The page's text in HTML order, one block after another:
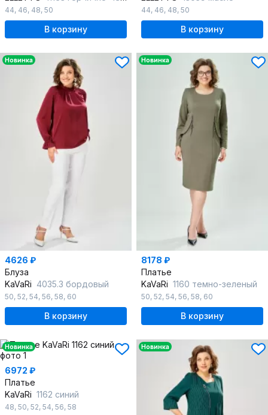
44, 46, 48, 50
В корзину
44, 46, 48, 50
В корзину
Новинка
4626 ₽
Блуза
KaVaRi 4035.3 бордовый
50, 52, 54, 56, 58, 60
В корзину
Новинка
8178 ₽
Платье
KaVaRi 1160 темно-зеленый
50, 52, 54, 56, 58, 60
В корзину
Новинка
6972 ₽
Платье
KaVaRi 1162 синий
48, 50, 52, 54, 56, 58
Новинка